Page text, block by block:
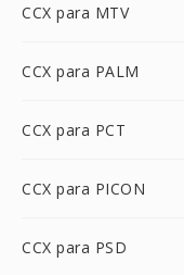
CCX para MTV
CCX para PALM
CCX para PCT
CCX para PICON
CCX para PSD